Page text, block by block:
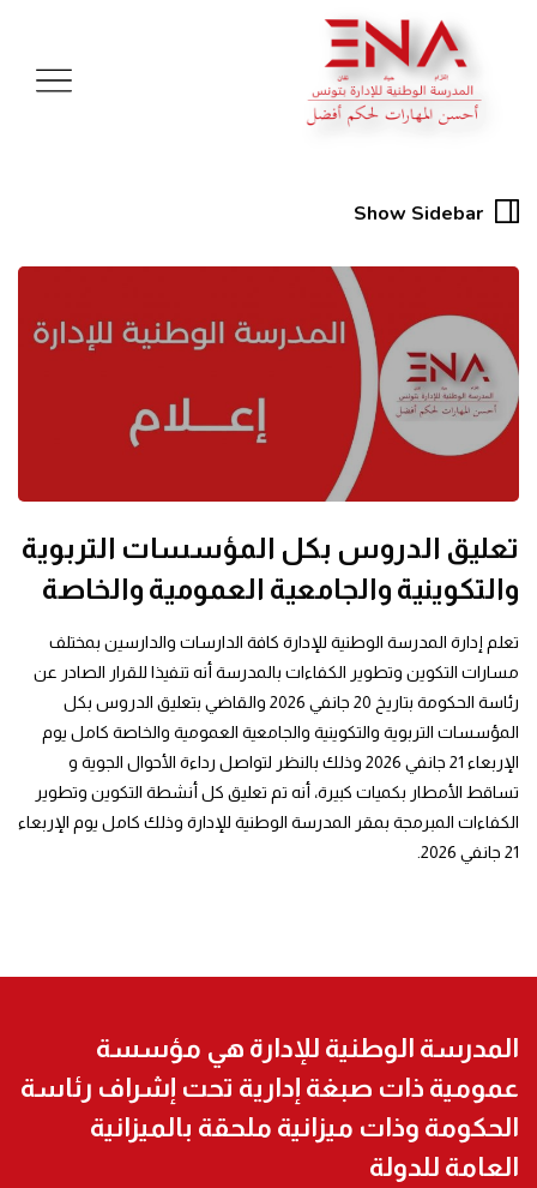
Show Sidebar
تعليق الدروس بكل المؤسسات التربوية
والتكوينية والجامعية العمومية والخاصة
تعلم إدارة المدرسة الوطنية للإدارة كافة الدارسات والدارسين بمختلف
مسارات التكوين وتطوير الكفاءات بالمدرسة أنه تنفيذا للقرار الصادر عن
رئاسة الحكومة بتاريخ 20 جانفي 2026 والقاضي بتعليق الدروس بكل
المؤسسات التربوية والتكوينية والجامعية العمومية والخاصة كامل يوم
الإربعاء 21 جانفي 2026 وذلك بالنظر لتواصل رداءة الأحوال الجوية و
تساقط الأمطار بكميات كبيرة، أنه تم تعليق كل أنشطة التكوين وتطوير
الكفاءات المبرمجة بمقر المدرسة الوطنية للإدارة وذلك كامل يوم الإربعاء
21 جانفي 2026.
المدرسة الوطنية للإدارة هي مؤسسة
عمومية ذات صبغة إدارية تحت إشراف رئاسة
الحكومة وذات ميزانية ملحقة بالميزانية
العامة للدولة